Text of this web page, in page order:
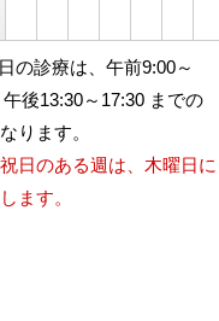
の診療は、午前9:00～
午後13:30～17:30 までの
ります。
日のある週は、木曜日に
ます。